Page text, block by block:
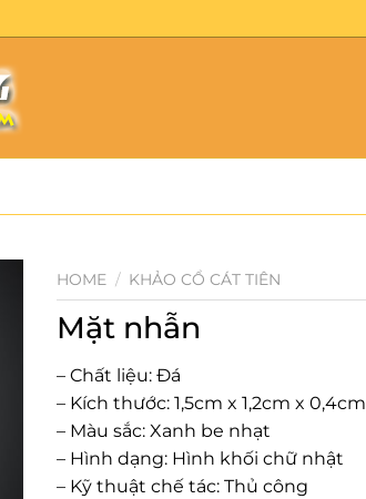
HOME / KHẢO CỔ CÁT TIÊN
Mặt nhẫn
– Chất liệu: Đá
– Kích thước: 1,5cm x 1,2cm x 0,4cm
– Màu sắc: Xanh be nhạt
– Hình dạng: Hình khối chữ nhật
– Kỹ thuật chế tác: Thủ công